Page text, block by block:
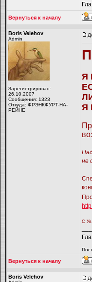
Вернуться к началу
Boris Velehov
Admin
Зарегистрирован:
26.10.2007
Сообщения: 1323
Откуда: ФРЭНКФУРТ-НА-
РЕЙНЕ
Я
Я
не
С
Вернуться к началу
Boris Velehov